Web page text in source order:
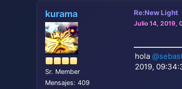
kurama
Sr. Member
Mensajes: 409
Re:New Light
Julio 14, 2019,
hola
2019,